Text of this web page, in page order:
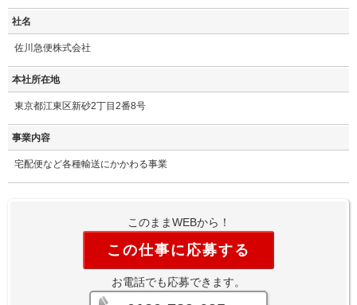
社名
佐川急便株式会社
本社所在地
東京都江東区新砂2丁目2番8号
事業内容
宅配便など各種輸送にかかわる事業
このままWEBから！
この仕事に応募する
お電話でも応募できます。